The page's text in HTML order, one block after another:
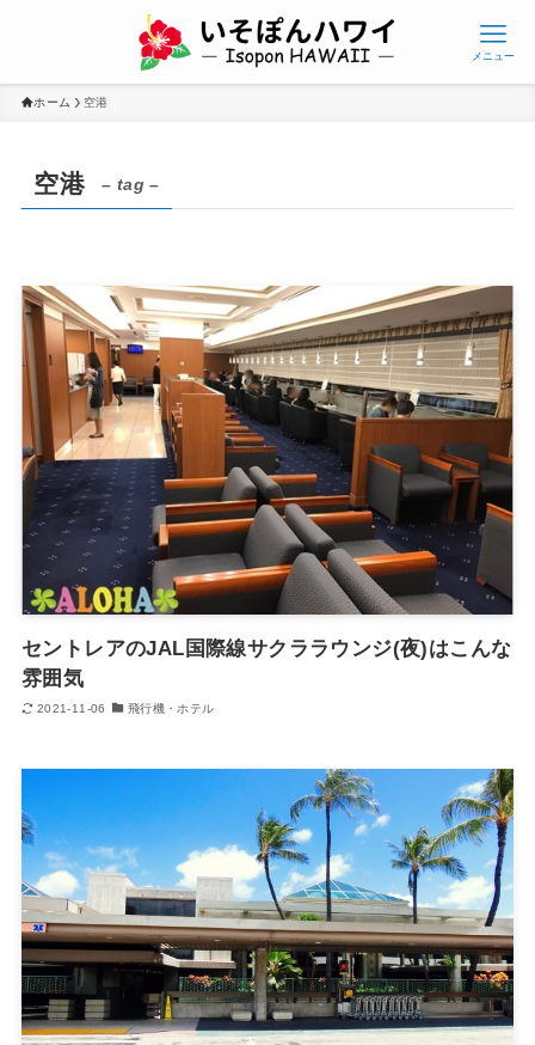
メニュー
ホーム 空港
空港 – tag –
セントレアのJAL国際線サクララウンジ(夜)はこんな
雰囲気
2021-11-06 飛行機・ホテル